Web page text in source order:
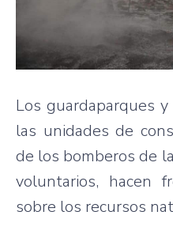
Los guardaparques
las unidades de
de los bomberos de
voluntarios, hacen
sobre los recursos